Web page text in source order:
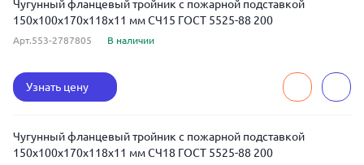
Чугунный фланцевый тройник с пожарной подставкой
150x100x170x118x11 мм СЧ15 ГОСТ 5525-88 200
Арт.553-2787805 В наличии
Узнать цену
Чугунный фланцевый тройник с пожарной подставкой
150x100x170x118x11 мм СЧ18 ГОСТ 5525-88 200